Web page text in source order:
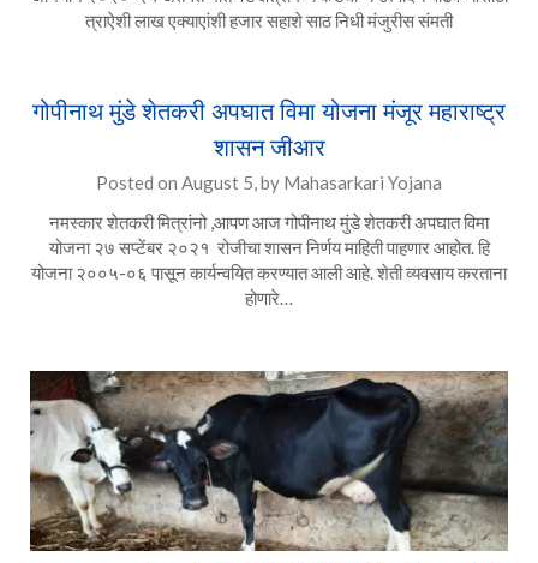
त्राऐशी लाख एक्याएांशी हजार सहाशे साठ निधी मंजुरीस संमती
गोपीनाथ मुंडे शेतकरी अपघात विमा योजना मंजूर महाराष्ट्र
शासन जीआर
Posted on August 5,by Mahasarkari Yojana
नमस्कार शेतकरी मित्रांनो ,आपण आज गोपीनाथ मुंडे शेतकरी अपघात विमा
योजना २७ सप्टेंबर २०२१ रोजीचा शासन निर्णय माहिती पाहणार आहोत. हि
योजना २००५-०६ पासून कार्यन्वयित करण्यात आली आहे. शेती व्यवसाय करताना
होणारे…